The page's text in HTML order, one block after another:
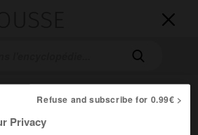


Refuse and subscribe for 0.99€ >
Privacy